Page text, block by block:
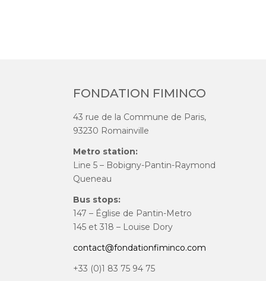
FONDATION FIMINCO
43 rue de la Commune de Paris,
93230 Romainville
Metro station:
Line 5 – Bobigny-Pantin-Raymond
Queneau
Bus stops:
147 – Église de Pantin-Metro
145 et 318 – Louise Dory
contact@fondationfiminco.com
+33 (0)1 83 75 94 75